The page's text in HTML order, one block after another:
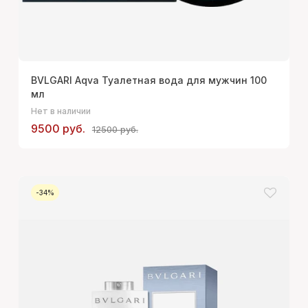
BVLGARI Aqva Туалетная вода для мужчин 100
мл
Нет в наличии
9500 руб. 12500 руб.
-34%